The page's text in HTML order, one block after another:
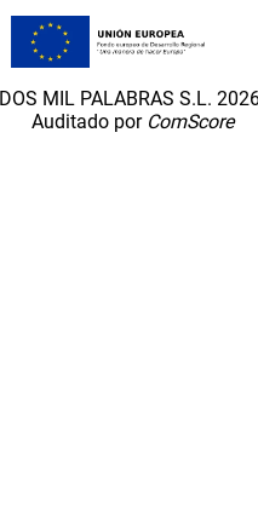
DOS MIL PALABRAS S.L.
Auditado por ComScore